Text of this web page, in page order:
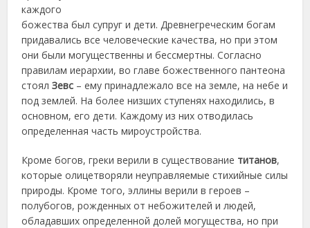
каждого
божества был супруг и дети. Древнегреческим богам
придавались все человеческие качества, но при этом
они были могущественны и бессмертны. Согласно
правилам иерархии, во главе божественного пантеона
стоялЗевс – ему принадлежало все на земле, на небе и
под землей. На более низших ступенях находились, в
основном, его дети. Каждому из них отводилась
определенная часть мироустройства.
Кроме богов, греки верили в существование титанов,
которые олицетворяли неуправляемые стихийные силы
природы. Кроме того, эллины верили в героев –
полубогов, рожденных от небожителей и людей,
обладавших определенной долей могущества, но при